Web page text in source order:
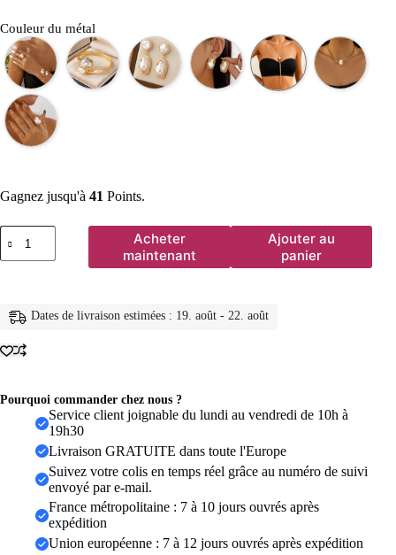
Couleur du métal
Gagnez jusqu'à 41 Points.
quantité
de
Boucles
baroques
pour
Vintage,
français,
couleur
accessoire
Acheter
maintenant
Ajouter au
panier
Dates de livraison estimées : 19. août - 22. août
Pourquoi commander chez nous ?
Service client joignable du lundi au vendredi de 10h à
19h30
Livraison GRATUITE dans toute l'Europe
Suivez votre colis en temps réel grâce au numéro de suivi
envoyé par e-mail.
France métropolitaine : 7 à 10 jours ouvrés après
expédition
Union européenne : 7 à 12 jours ouvrés après expédition